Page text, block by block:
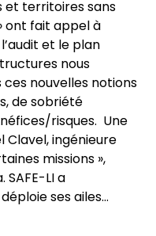
et territoires sans
ont fait appel à
et le plan
nous
nouvelles notions
de sobriété
risques. Une
Clavel, ingénieure
missions »,
LI a
ses ailes…